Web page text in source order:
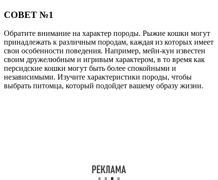
СОВЕТ №1
Обратите внимание на характер породы. Рыжие кошки могут
принадлежать к различным породам, каждая из которых имеет
свои особенности поведения. Например, мейн-кун известен
своим дружелюбным и игривым характером, в то время как
персидские кошки могут быть более спокойными и
независимыми. Изучите характеристики породы, чтобы
выбрать питомца, который подойдет вашему образу жизни.